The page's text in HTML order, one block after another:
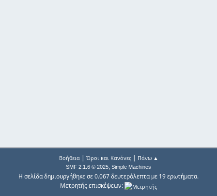
Βοήθεια| Όροι και Κανόνες| Πάνω ▲
SMF 2.1.6 © 2025, Simple Machines
Η σελίδα δημιουργήθηκε σε 0.067 δευτερόλεπτα με 19 ερωτήματα.
Μετρητής επισκέψεων: